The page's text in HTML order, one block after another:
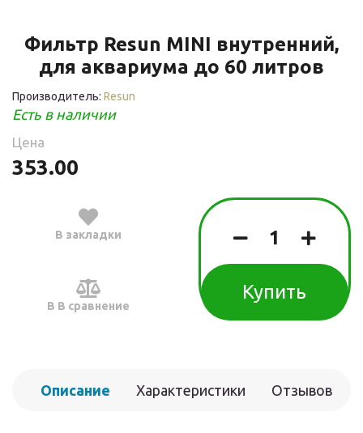
Фильтр Resun MINI внутренний,
для аквариума до 60 литров
Производитель: Resun
Есть в наличии
Цена
353.00
В закладки
В В сравнение
Купить
Описание Характеристики Отзывов